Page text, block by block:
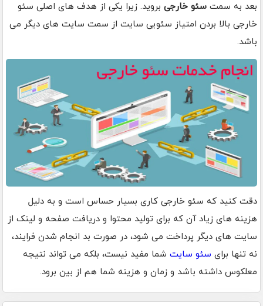
بعد به سمت سئو خارجی بروید. زیرا یکی از هدف های اصلی سئو
خارجی بالا بردن امتیاز سئویی سایت از سمت سایت های دیگر می
باشد.
دقت کنید که سئو خارجی کاری بسیار حساس است و به دلیل
هزینه های زیاد آن که برای تولید محتوا و دریافت صفحه و لینک از
سایت های دیگر پرداخت می شود، در صورت بد انجام شدن فرایند،
نه تنها برای سئو سایت شما مفید نیست، بلکه می تواند نتیجه
معلکوس داشته باشد و زمان و هزینه شما هم از بین برود.